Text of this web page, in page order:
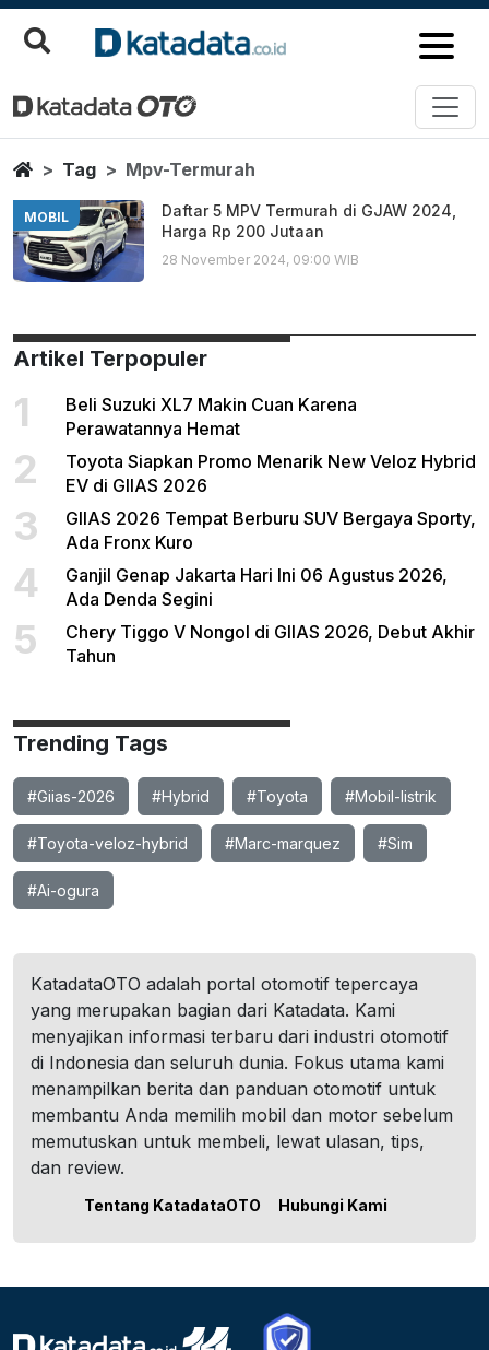
Mpv Termurah
Berita Terbaru
HomeTag Mpv-Termurah
MOBIL
Daftar 5 MPV Termurah di GJAW 2024,
Harga Rp 200 Jutaan
28 November 2024, 09:00 WIB
Artikel Terpopuler
1
Beli Suzuki XL7 Makin Cuan Karena
Perawatannya Hemat
2
Toyota Siapkan Promo Menarik New Veloz Hybrid
EV di GIIAS 2026
3
GIIAS 2026 Tempat Berburu SUV Bergaya Sporty,
Ada Fronx Kuro
4
Ganjil Genap Jakarta Hari Ini 06 Agustus 2026,
Ada Denda Segini
5
Chery Tiggo V Nongol di GIIAS 2026, Debut Akhir
Tahun
Trending Tags
#Giias-2026 #Hybrid #Toyota #Mobil-listrik
#Toyota-veloz-hybrid #Marc-marquez #Sim
#Ai-ogura
KatadataOTO adalah portal otomotif tepercaya
yang merupakan bagian dari Katadata. Kami
menyajikan informasi terbaru dari industri otomotif
di Indonesia dan seluruh dunia. Fokus utama kami
menampilkan berita dan panduan otomotif untuk
membantu Anda memilih mobil dan motor sebelum
memutuskan untuk membeli, lewat ulasan, tips,
dan review.
Tentang KatadataOTO Hubungi Kami